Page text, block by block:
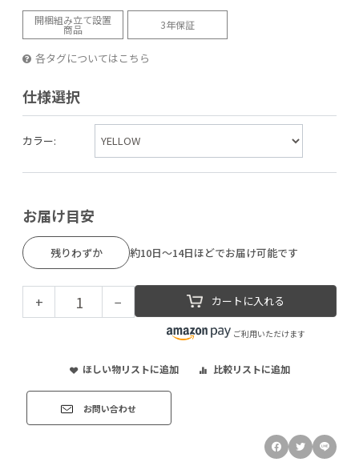
開梱組み立て設置
商品 3年保証
各タグについてはこちら
仕様選択
カラー:
お届け目安
残りわずか 約10日～14日ほどでお届け可能です
+ − カートに入れる
ご利用いただけます
ほしい物リストに追加 比較リストに追加
お問い合わせ